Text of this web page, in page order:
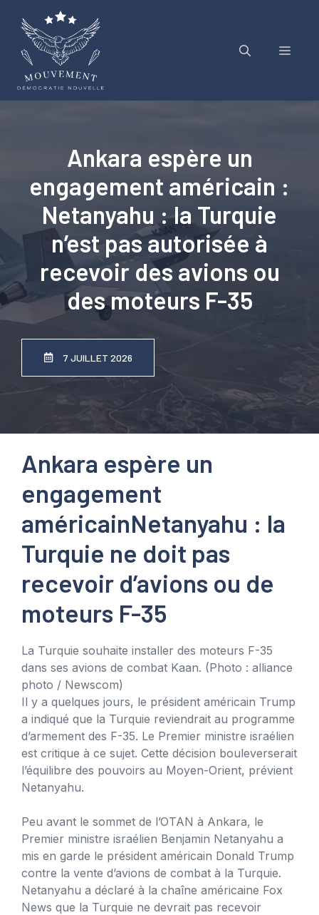
contenu
Menu
Ankara espère un
engagement américain :
Netanyahu : la Turquie
n’est pas autorisée à
recevoir des avions ou
des moteurs F-35
7 JUILLET 2026
Ankara espère un
engagement
américainNetanyahu : la
Turquie ne doit pas
recevoir d’avions ou de
moteurs F-35
La Turquie souhaite installer des moteurs F-35
dans ses avions de combat Kaan. (Photo : alliance
photo / Newscom)
Il y a quelques jours, le président américain Trump
a indiqué que la Turquie reviendrait au programme
d’armement des F-35. Le Premier ministre israélien
est critique à ce sujet. Cette décision bouleverserait
l’équilibre des pouvoirs au Moyen-Orient, prévient
Netanyahu.
Peu avant le sommet de l’OTAN à Ankara, le
Premier ministre israélien Benjamin Netanyahu a
mis en garde le président américain Donald Trump
contre la vente d’avions de combat à la Turquie.
Netanyahu a déclaré à la chaîne américaine Fox
News que la Turquie ne devrait pas recevoir